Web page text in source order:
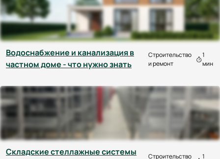
Водоснабжение и канализация в
частном доме - что нужно знать
Строительство
и ремонт
1
мин
Складские стеллажные системы
Строительство
1